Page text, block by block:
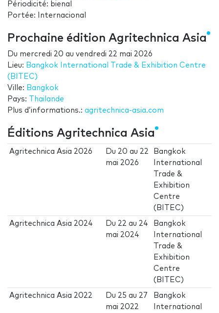
Périodicité: bienal
Portée: Internacional
Prochaine édition Agritechnica Asia
Du mercredi 20 au vendredi 22 mai 2026
Lieu: Bangkok International Trade & Exhibition Centre
(BITEC)
Ville: Bangkok
Pays:
Thailande
Plus d’informations.: agritechnica-asia.com
Éditions Agritechnica Asia
Agritechnica Asia 2026 Du 20 au 22
mai 2026
Bangkok
International
Trade &
Exhibition
Centre
(BITEC)
Agritechnica Asia 2024 Du 22 au 24
mai 2024
Bangkok
International
Trade &
Exhibition
Centre
(BITEC)
Agritechnica Asia 2022 Du 25 au 27
mai 2022
Bangkok
International